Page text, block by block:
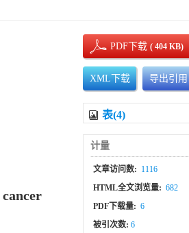
PDF下载( 404 KB)
XML下载 导出引用
表(4)
计量
文章访问数: 1116
HTML全文浏览量: 682
PDF下载量: 6
被引次数:6